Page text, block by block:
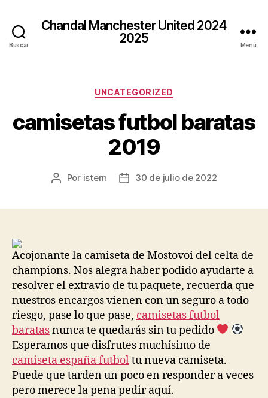
Buscar
Chandal Manchester United 2024
2025
Menú
Categorías
UNCATEGORIZED
camisetas futbol baratas
2019
Autor
Por istern
Fecha30 de julio de 2022
Acojonante la camiseta de Mostovoi del celta de
champions. Nos alegra haber podido ayudarte a
resolver el extravío de tu paquete, recuerda que
nuestros encargos vienen con un seguro a todo
riesgo, pase lo que pase, camisetas futbol
baratasnunca te quedarás sin tu pedido
Esperamos que disfrutes muchísimo de
camiseta españa futboltu nueva camiseta.
Puede que tarden un poco en responder a veces
pero merece la pena pedir aquí.